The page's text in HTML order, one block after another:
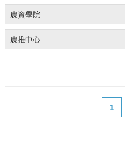
農資學院
農推中心
1